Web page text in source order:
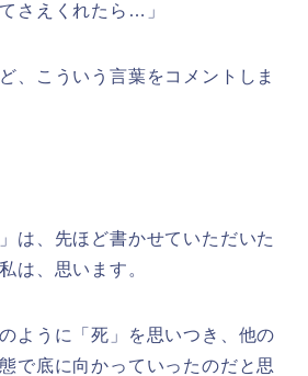
さえくれたら…」
、こういう言葉をコメントしま
は、先ほど書かせていただいた
は、思います。
ように「死」を思いつき、他の
で底に向かっていったのだと思